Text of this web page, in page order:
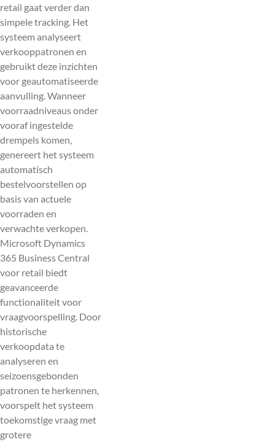
retail gaat verder dan
simpele tracking. Het
systeem analyseert
verkooppatronen en
gebruikt deze inzichten
voor geautomatiseerde
aanvulling. Wanneer
voorraadniveaus onder
vooraf ingestelde
drempels komen,
genereert het systeem
automatisch
bestelvoorstellen op
basis van actuele
voorraden en
verwachte verkopen.
Microsoft Dynamics
365 Business Central
voor retail biedt
geavanceerde
functionaliteit voor
vraagvoorspelling. Door
historische
verkoopdata te
analyseren en
seizoensgebonden
patronen te herkennen,
voorspelt het systeem
toekomstige vraag met
grotere